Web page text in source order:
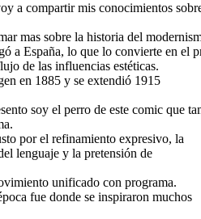
a compartir mis conocimientos
mas sobre la historia del
a España, lo que lo convierte en el
de las influencias estéticas.
en 1885 y se extendió 1915
soy el perro de este comic que
por el refinamiento expresivo, la
lenguaje y la pretensión de
unificado con programa.
fue donde se inspiraron muchos